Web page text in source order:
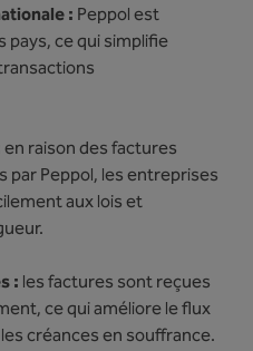
: Peppol est
pays, ce qui simplifie
en raison des factures
par Peppol, les entreprises
aux lois et
:les factures sont reçues
ce qui améliore le flux
créances en souffrance.